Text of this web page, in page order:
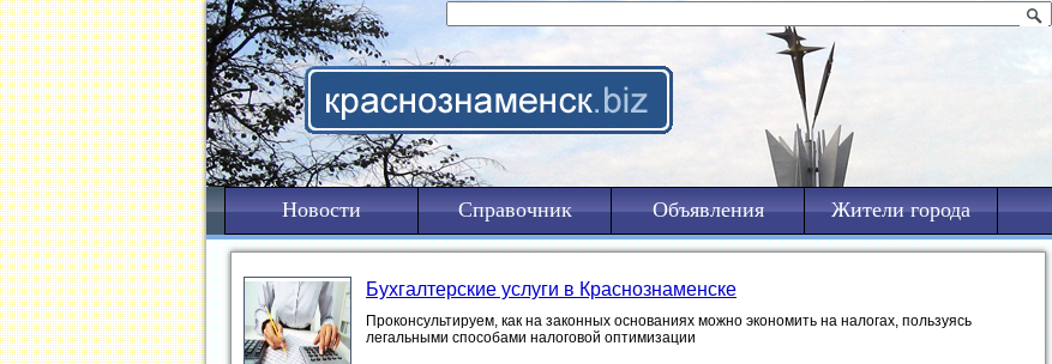
Новости Справочник Объявления Жители города
Бухгалтерские услуги в Краснознаменске
Проконсультируем, как на законных основаниях можно экономить на налогах, пользуясь
легальными способами налоговой оптимизации